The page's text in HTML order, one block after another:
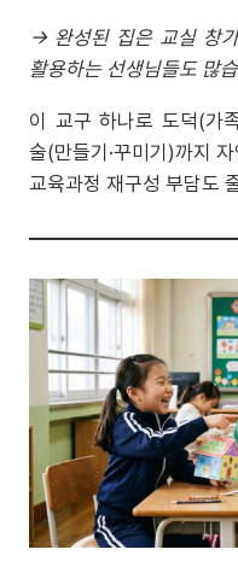
→ 완성된 집은 교실 창
활용하는 선생님들도 많
이 교구 하나로 도덕(가
술(만들기·꾸미기)까지
교육과정 재구성 부담도